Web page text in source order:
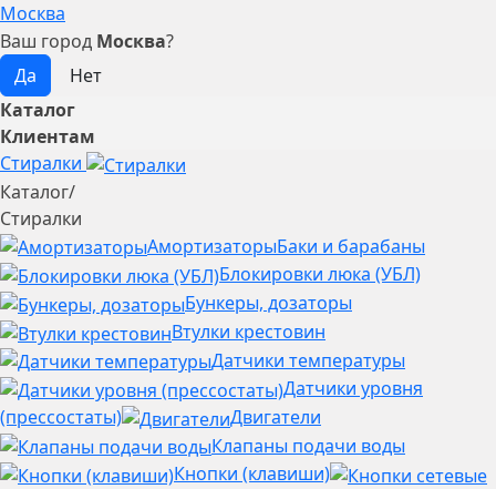
Москва
Ваш город Москва?
Каталог
Клиентам
Стиралки
Каталог/
Стиралки
АмортизаторыБаки и барабаны
Блокировки люка (УБЛ)
Бункеры, дозаторы
Втулки крестовин
Датчики температуры
Датчики уровня
(прессостаты)
Двигатели
Клапаны подачи воды
Кнопки (клавиши)